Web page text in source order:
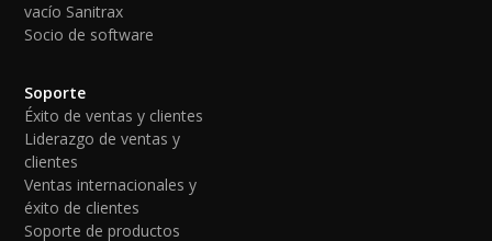
vacío Sanitrax
Socio de software
Soporte
Éxito de ventas y clientes
Liderazgo de ventas y
clientes
Ventas internacionales y
éxito de clientes
Soporte de productos